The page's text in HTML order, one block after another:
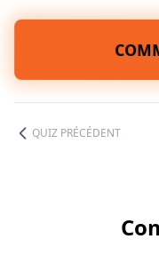
QUIZ PRÉCÉDENT